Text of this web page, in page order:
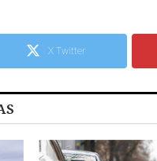
X Twitter